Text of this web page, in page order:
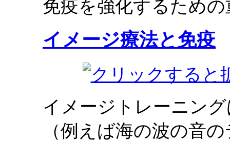
免疫を強化するため
イメージ療法と免疫
イメージトレーニン
（例えば海の波の音